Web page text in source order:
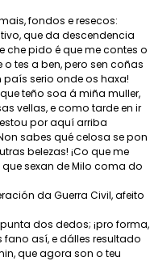
fondos e resecos:
que da descendencia
che pido é que me contes o
tes a ben, pero sen coñas
país serio onde os haxa!
teño soa á miña muller,
vellas, e como tarde en ir
por aquí arriba
sabes qué celosa se pon
belezas! ¡Co que me
sexan de Milo coma do
da Guerra Civil, afeito
dos dedos; ¡pro forma,
así, e dálles resultado
que agora son o teu